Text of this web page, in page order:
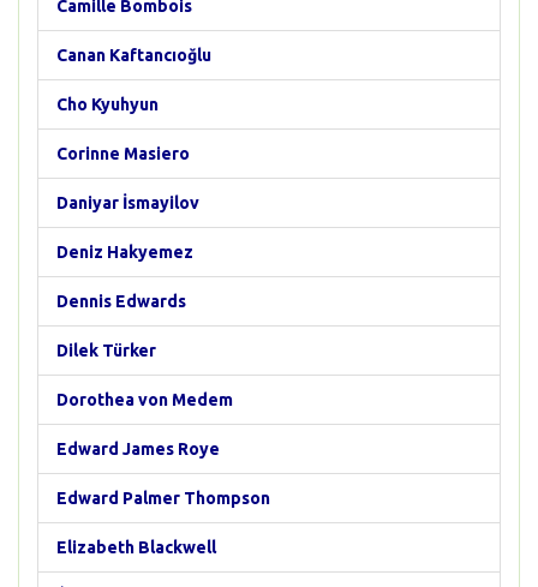
Camille Bombois
Canan Kaftancıoğlu
Cho Kyuhyun
Corinne Masiero
Daniyar İsmayilov
Deniz Hakyemez
Dennis Edwards
Dilek Türker
Dorothea von Medem
Edward James Roye
Edward Palmer Thompson
Elizabeth Blackwell